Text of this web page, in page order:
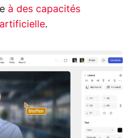
à des capacités
.